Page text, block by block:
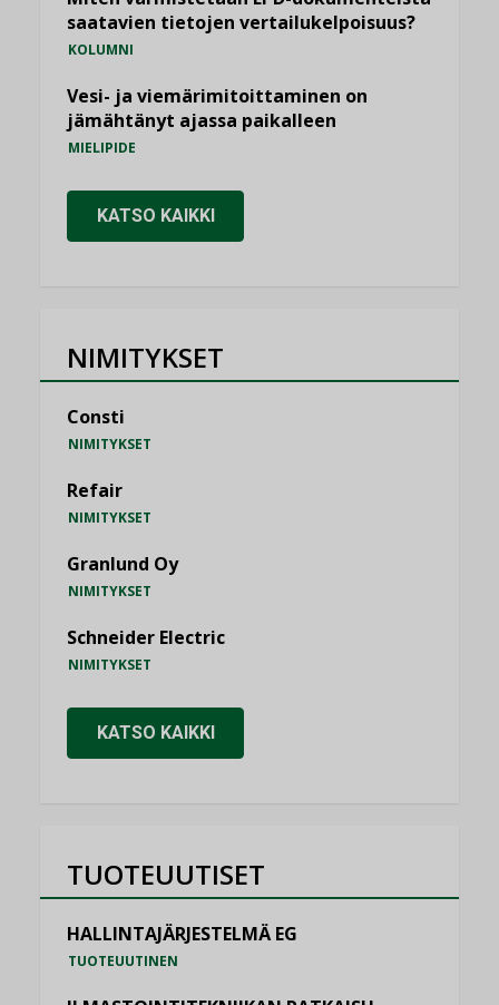
saatavien tietojen vertailukelpoisuus?
KOLUMNI
Vesi- ja viemärimitoittaminen on
jämähtänyt ajassa paikalleen
MIELIPIDE
KATSO KAIKKI
NIMITYKSET
Consti
NIMITYKSET
Refair
NIMITYKSET
Granlund Oy
NIMITYKSET
Schneider Electric
NIMITYKSET
KATSO KAIKKI
TUOTEUUTISET
HALLINTAJÄRJESTELMÄ EG
TUOTEUUTINEN